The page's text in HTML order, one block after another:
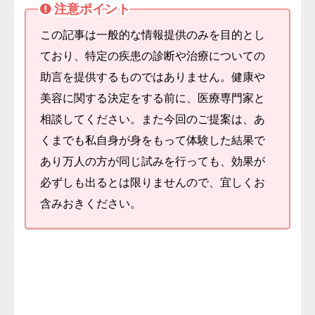
注意ポイント
この記事は一般的な情報提供のみを目的とし
ており、特定の疾患の診断や治療についての
助言を提供するものではありません。健康や
美容に関する決定をする前に、医療専門家と
相談してください。また今回のご提案は、あ
くまでも私自身が身をもって体験した結果で
あり万人の方が同じ試みを行っても、効果が
必ずしも出るとは限りませんので、宜しくお
含みおきください。